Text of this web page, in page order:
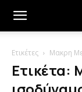
Ετικέτες Μακρη
Ετικέτα: